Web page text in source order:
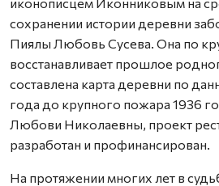
сохранении истории деревни
Пиялы Любовь Сусева. Она по
восстанавливает прошлое
составлена карта деревни по
года до крупного пожара 1936
Любови Николаевны, проект
разработан и профинансирован.
На протяжении многих лет в